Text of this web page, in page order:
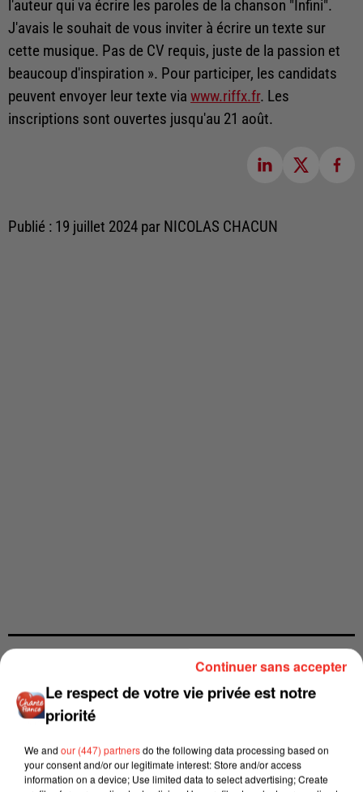
l'auteur qui va écrire les paroles de la chanson "Infini".
J'avais le souhait de vous inviter à écrire un texte sur
cette musique. Pas de CV requis, juste de la passion et
beaucoup d'inspiration ». Pour participer, les candidats
peuvent envoyer leur texte via www.riffx.fr. Les
inscriptions sont ouvertes jusqu'au 21 août.
Publié : 19 juillet 2024 par NICOLAS CHACUN
Le respect de votre vie privée est notre
priorité
We and our (447) partnersdo the following data processing based on
your consent and/or our legitimate interest: Store and/or access
information on a device; Use limited data to select advertising; Create
Continuer sans accepter